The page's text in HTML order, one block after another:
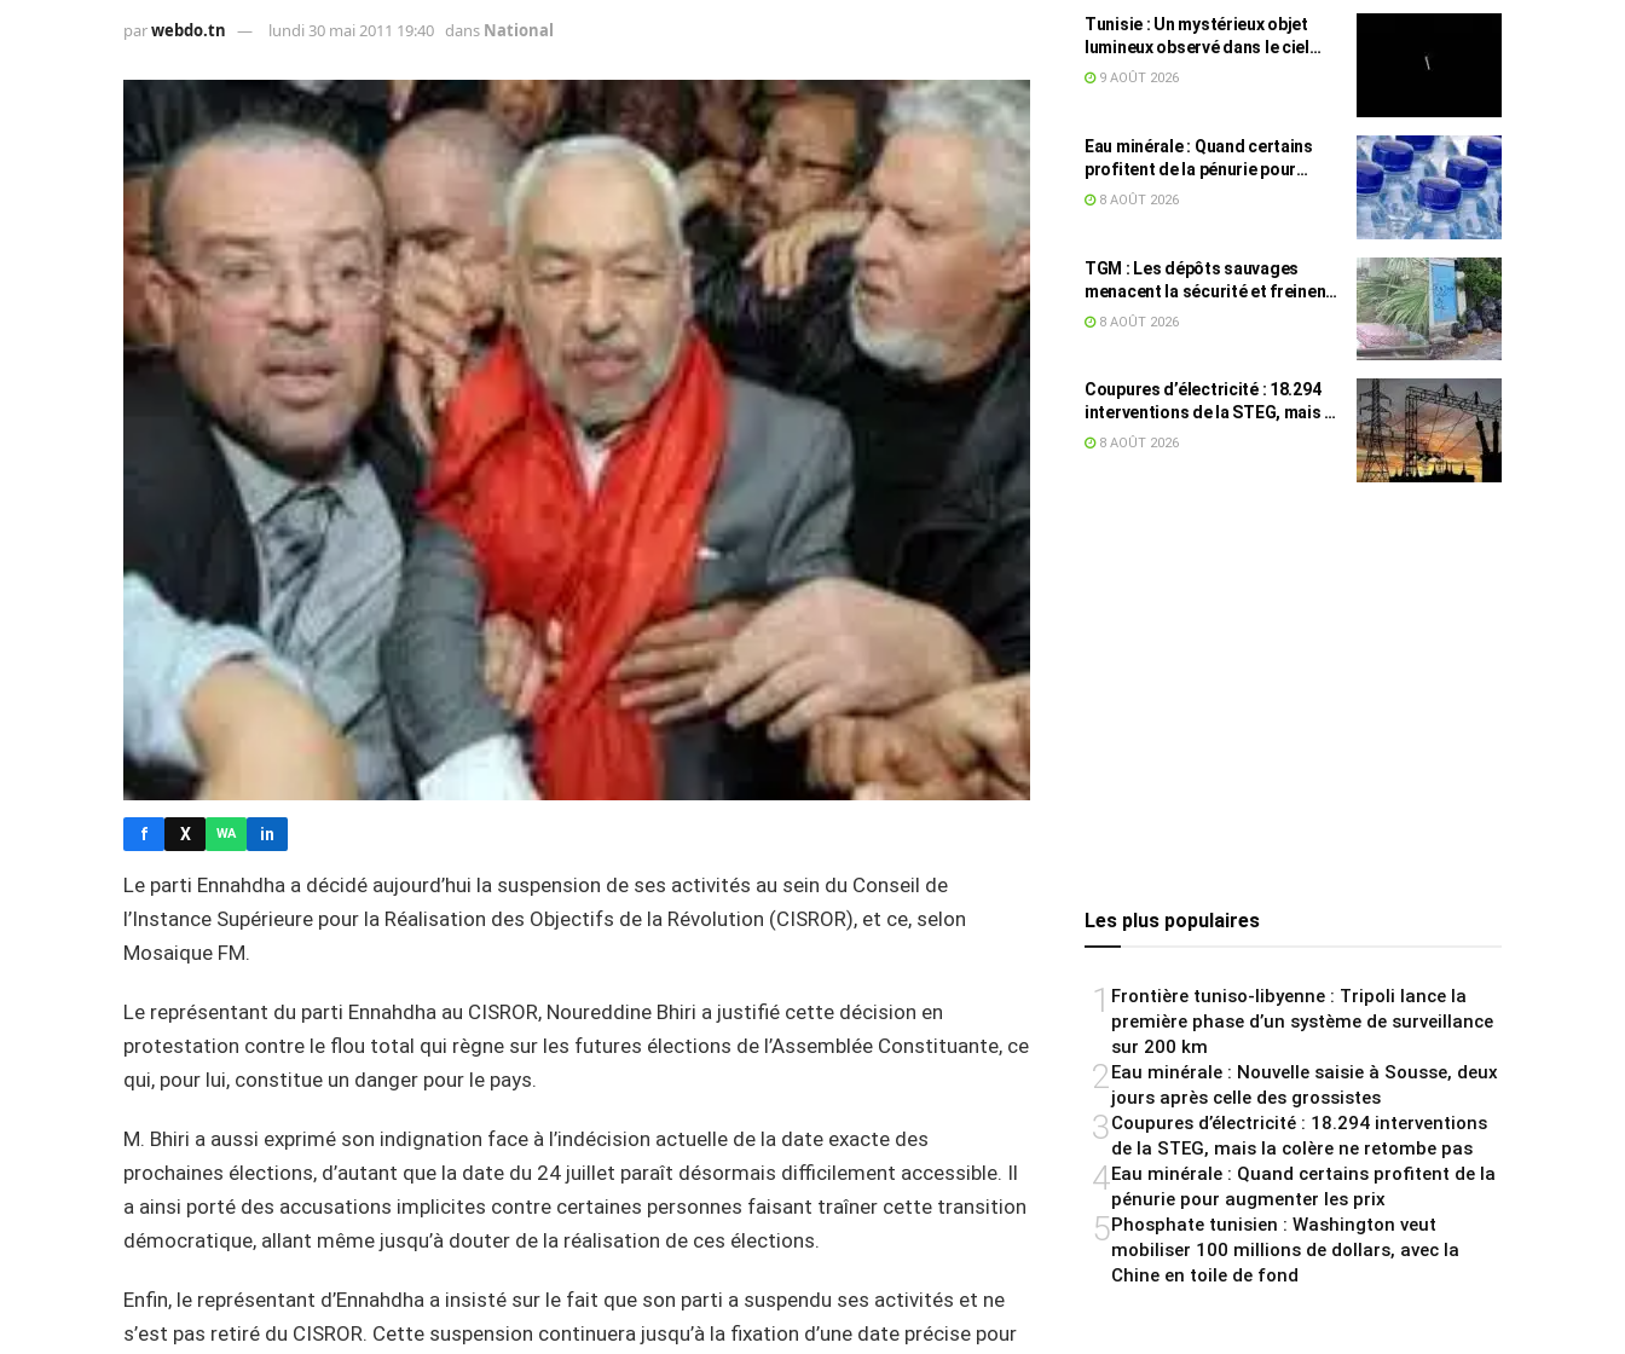
parwebdo.tn lundi 30 mai 2011 19:40 dans National
f X WA in
Le parti Ennahdha a décidé aujourd’hui la suspension de ses activités au sein du Conseil de
l’Instance Supérieure pour la Réalisation des Objectifs de la Révolution (CISROR), et ce, selon
Mosaique FM.
Le représentant du parti Ennahdha au CISROR, Noureddine Bhiri a justifié cette décision en
protestation contre le flou total qui règne sur les futures élections de l’Assemblée Constituante, ce
qui, pour lui, constitue un danger pour le pays.
M. Bhiri a aussi exprimé son indignation face à l’indécision actuelle de la date exacte des
prochaines élections, d’autant que la date du 24 juillet paraît désormais difficilement accessible. Il
a ainsi porté des accusations implicites contre certaines personnes faisant traîner cette transition
démocratique, allant même jusqu’à douter de la réalisation de ces élections.
Enfin, le représentant d’Ennahdha a insisté sur le fait que son parti a suspendu ses activités et ne
s’est pas retiré du CISROR. Cette suspension continuera jusqu’à la fixation d’une date précise pour
Tunisie : Un mystérieux objet
lumineux observé dans le ciel
intrigue les internautes
9 AOÛT 2026
Eau minérale : Quand certains
profitent de la pénurie pour
augmenter les prix
8 AOÛT 2026
TGM : Les dépôts sauvages
menacent la sécurité et freinent
les travaux
8 AOÛT 2026
Coupures d’électricité : 18.294
interventions de la STEG, mais la
colère ne retombe pas
8 AOÛT 2026
Les plus populaires
1 Frontière tuniso-libyenne : Tripoli lance la
première phase d’un système de surveillance
sur 200 km
2Eau minérale : Nouvelle saisie à Sousse, deux
jours après celle des grossistes
3Coupures d’électricité : 18.294 interventions
de la STEG, mais la colère ne retombe pas
4Eau minérale : Quand certains profitent de la
pénurie pour augmenter les prix
5Phosphate tunisien : Washington veut
mobiliser 100 millions de dollars, avec la
Chine en toile de fond